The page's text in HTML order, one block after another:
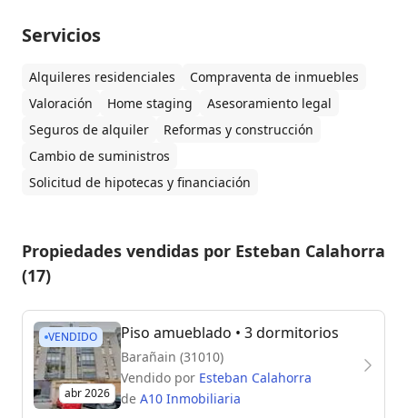
Servicios
Alquileres residenciales
Compraventa de inmuebles
Valoración
Home staging
Asesoramiento legal
Seguros de alquiler
Reformas y construcción
Cambio de suministros
Solicitud de hipotecas y financiación
Propiedades vendidas por Esteban Calahorra
(17)
VENDIDO
abr 2026
Piso amueblado • 3 dormitorios
Barañain (31010)
Vendido por Esteban Calahorra
de A10 Inmobiliaria